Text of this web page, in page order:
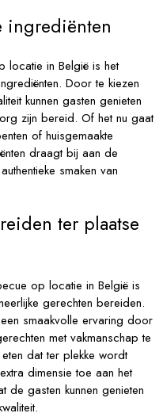
ingrediënten
locatie in België is het
Door te kiezen
kunnen gasten genieten
zijn bereid. Of het nu gaat
of huisgemaakte
draagt bij aan de
smaken van
ter plaatse
op locatie in België is
gerechten bereiden.
smaakvolle ervaring door
met vakmanschap te
dat ter plekke wordt
dimensie toe aan het
de gasten kunnen genieten